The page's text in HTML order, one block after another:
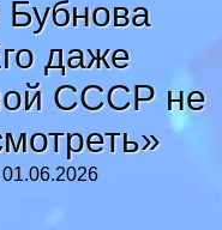
даже
СССР не